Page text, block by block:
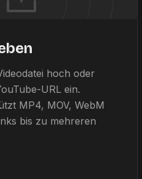
hoch oder
URL ein.
MP4, MOV, WebM
bis zu mehreren